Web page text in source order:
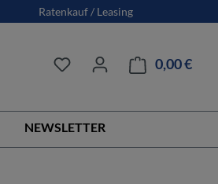
Ratenkauf / Leasing
0,00 €
NEWSLETTER